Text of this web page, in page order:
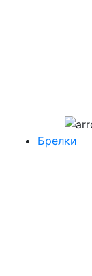
Брелки